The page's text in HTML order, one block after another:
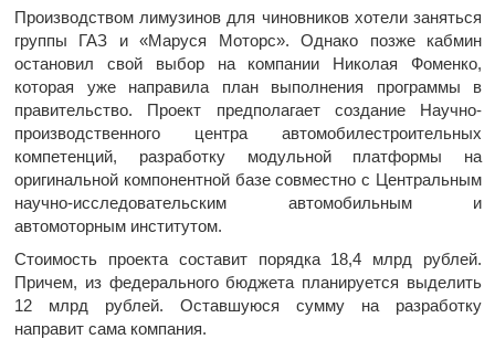
Производством лимузинов для чиновников хотели заняться
группы ГАЗ и «Маруся Моторс». Однако позже кабмин
остановил свой выбор на компании Николая Фоменко,
которая уже направила план выполнения программы в
правительство. Проект предполагает создание Научно-
производственного центра автомобилестроительных
компетенций, разработку модульной платформы на
оригинальной компонентной базе совместно с Центральным
научно-исследовательским автомобильным и
автомоторным институтом.
Стоимость проекта составит порядка 18,4 млрд рублей.
Причем, из федерального бюджета планируется выделить
12 млрд рублей. Оставшуюся сумму на разработку
направит сама компания.